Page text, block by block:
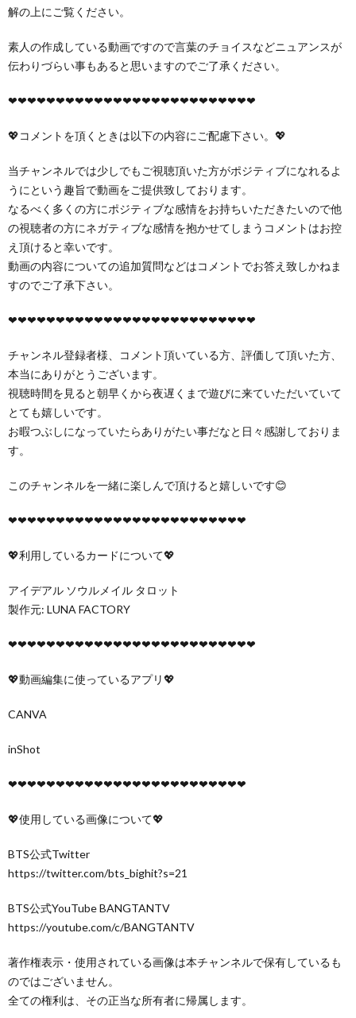
解の上にご覧ください。
素人の作成している動画ですので言葉のチョイスなどニュアンスが
伝わりづらい事もあると思いますのでご了承ください。
❤︎❤︎❤︎❤︎❤︎❤︎❤︎❤︎❤︎❤︎❤︎❤︎❤︎❤︎❤︎❤︎❤︎❤︎❤︎❤︎❤︎❤︎❤︎❤︎❤︎❤︎
💖コメントを頂くときは以下の内容にご配慮下さい。💖
当チャンネルでは少しでもご視聴頂いた方がポジティブになれるよ
うにという趣旨で動画をご提供致しております。
なるべく多くの方にポジティブな感情をお持ちいただきたいので他
の視聴者の方にネガティブな感情を抱かせてしまうコメントはお控
え頂けると幸いです。
動画の内容についての追加質問などはコメントでお答え致しかねま
すのでご了承下さい。
❤︎❤︎❤︎❤︎❤︎❤︎❤︎❤︎❤︎❤︎❤︎❤︎❤︎❤︎❤︎❤︎❤︎❤︎❤︎❤︎❤︎❤︎❤︎❤︎❤︎❤︎
チャンネル登録者様、コメント頂いている方、評価して頂いた方、
本当にありがとうございます。
視聴時間を見ると朝早くから夜遅くまで遊びに来ていただいていて
とても嬉しいです。
お暇つぶしになっていたらありがたい事だなと日々感謝しておりま
す。
このチャンネルを一緒に楽しんで頂けると嬉しいです😊
❤︎❤︎❤︎❤︎❤︎❤︎❤︎❤︎❤︎❤︎❤︎❤︎❤︎❤︎❤︎❤︎❤︎❤︎❤︎❤︎❤︎❤︎❤︎❤︎❤︎
💖利用しているカードについて💖
アイデアル ソウルメイル タロット
製作元: LUNA FACTORY
❤︎❤︎❤︎❤︎❤︎❤︎❤︎❤︎❤︎❤︎❤︎❤︎❤︎❤︎❤︎❤︎❤︎❤︎❤︎❤︎❤︎❤︎❤︎❤︎❤︎❤︎
💖動画編集に使っているアプリ💖
CANVA
inShot
❤︎❤︎❤︎❤︎❤︎❤︎❤︎❤︎❤︎❤︎❤︎❤︎❤︎❤︎❤︎❤︎❤︎❤︎❤︎❤︎❤︎❤︎❤︎❤︎❤︎
💖使用している画像について💖
BTS公式Twitter
https://twitter.com/bts_bighit?s=21
BTS公式YouTube BANGTANTV
https://youtube.com/c/BANGTANTV
著作権表示・使用されている画像は本チャンネルで保有しているも
のではございません。
全ての権利は、その正当な所有者に帰属します。